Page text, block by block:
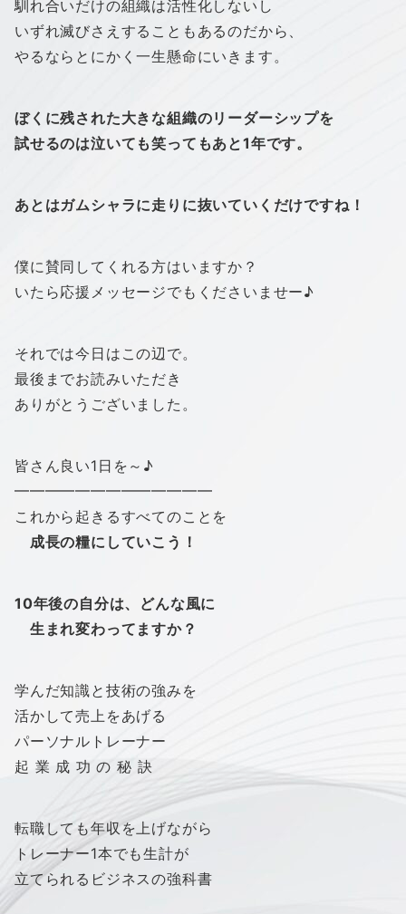
馴れ合いだけの組織は活性化しないし
いずれ滅びさえすることもあるのだから、
やるならとにかく一生懸命にいきます。
ぼくに残された大きな組織のリーダーシップを
試せるのは泣いても笑ってもあと1年です。
あとはガムシャラに走りに抜いていくだけですね！
僕に賛同してくれる方はいますか？
いたら応援メッセージでもくださいませー♪
それでは今日はこの辺で。
最後までお読みいただき
ありがとうございました。
皆さん良い1日を～♪
━━━━━━━━━━━━━
これから起きるすべてのことを
成長の糧にしていこう！
10年後の自分は、どんな風に
生まれ変わってますか？
学んだ知識と技術の強みを
活かして売上をあげる
パーソナルトレーナー
起 業 成 功 の 秘 訣
転職しても年収を上げながら
トレーナー1本でも生計が
立てられるビジネスの強科書